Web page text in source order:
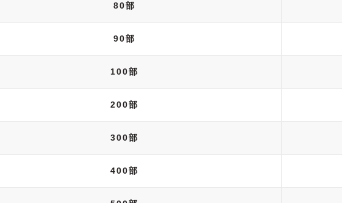
80部
90部
100部
200部
300部
400部